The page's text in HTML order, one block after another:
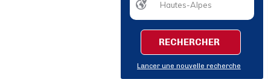
RECHERCHER
Lancer une nouvelle recherche